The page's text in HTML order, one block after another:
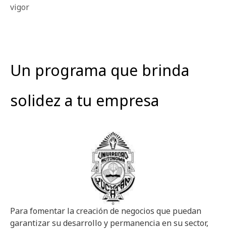
vigor
Un programa que brinda
solidez a tu empresa
Para fomentar la creación de negocios que puedan
garantizar su desarrollo y permanencia en su sector,